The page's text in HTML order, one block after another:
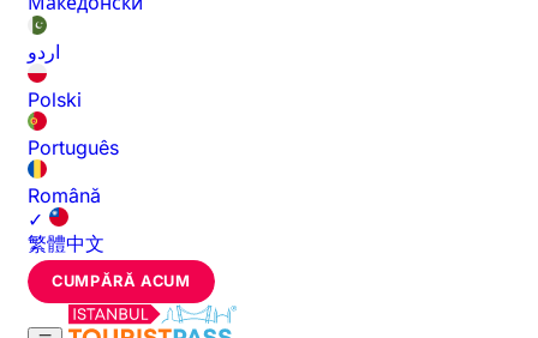
اردو
Polski
Português
Română
✓
繁體中文
CUMPĂRĂ ACUM